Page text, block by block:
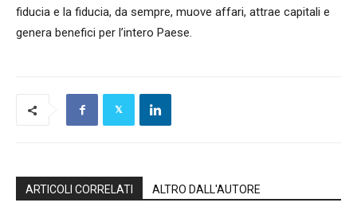
fiducia e la fiducia, da sempre, muove affari, attrae capitali e
genera benefici per l’intero Paese.
ARTICOLI CORRELATI ALTRO DALL'AUTORE